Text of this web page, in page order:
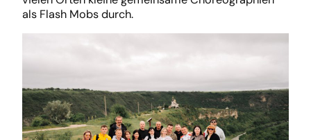
als Flash Mobs durch.